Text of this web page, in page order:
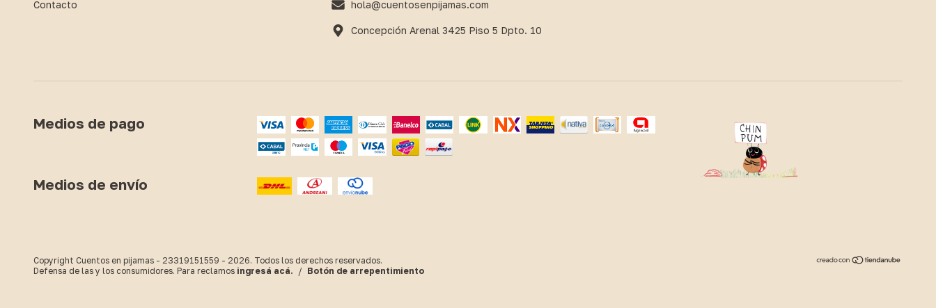
Contacto hola@cuentosenpijamas.com
Concepción Arenal 3425 Piso 5 Dpto. 10
Medios de pago
Medios de envío
Copyright Cuentos en pijamas - 23319151559 - 2026. Todos los derechos reservados.
Defensa de las y los consumidores. Para reclamos ingresá acá. / Botón de arrepentimiento